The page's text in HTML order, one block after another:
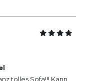
tolles Sofa!!! Kann